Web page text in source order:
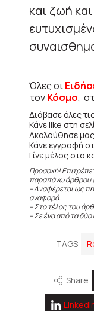
και ζωή
Όλες οι
τονΚόσμο,
Διάβασε όλες
Κάνε like στη
Ακολούθησε
Κάνε εγγραφή
Γίνε μέλος στο
Προσοχή!
παραπάνω άρθρου
– Αναφέρεται ως
αναφορά.
– Στο τέλος του
– Σε ένα από τα
TAGS
Share